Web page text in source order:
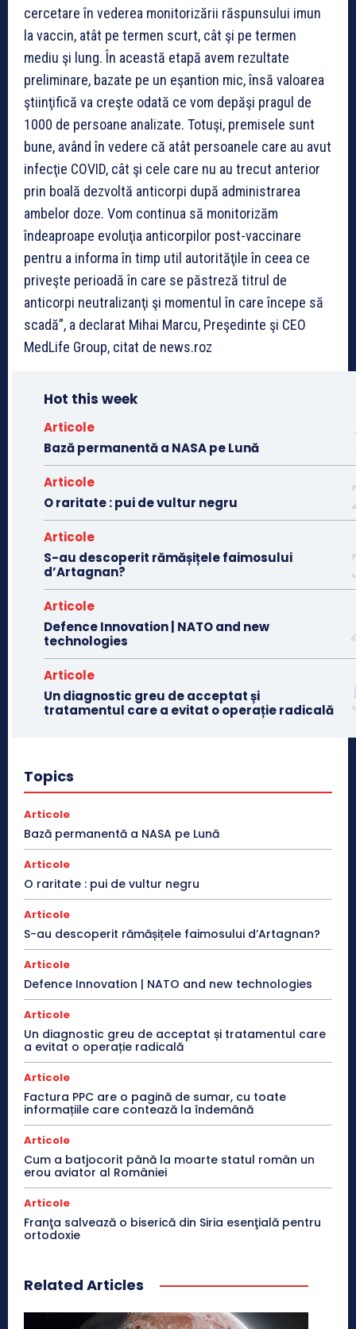
cercetare în vederea monitorizării răspunsului imun
la vaccin, atât pe termen scurt, cât şi pe termen
mediu şi lung. În această etapă avem rezultate
preliminare, bazate pe un eşantion mic, însă valoarea
ştiinţifică va creşte odată ce vom depăşi pragul de
1000 de persoane analizate. Totuşi, premisele sunt
bune, având în vedere că atât persoanele care au avut
infecţie COVID, cât şi cele care nu au trecut anterior
prin boală dezvoltă anticorpi după administrarea
ambelor doze. Vom continua să monitorizăm
îndeaproape evoluţia anticorpilor post-vaccinare
pentru a informa în timp util autorităţile în ceea ce
priveşte perioadă în care se păstreză titrul de
anticorpi neutralizanţi şi momentul în care începe să
scadă”, a declarat Mihai Marcu, Preşedinte şi CEO
MedLife Group, citat de news.roz
Hot this week
Articole
Bază permanentă a NASA pe Lună
Articole
O raritate : pui de vultur negru
Articole
S-au descoperit rămășițele faimosului
d’Artagnan?
Articole
Defence Innovation | NATO and new
technologies
Articole
Un diagnostic greu de acceptat și
tratamentul care a evitat o operație radicală
Topics
Articole
Bază permanentă a NASA pe Lună
Articole
O raritate : pui de vultur negru
Articole
S-au descoperit rămășițele faimosului d’Artagnan?
Articole
Defence Innovation | NATO and new technologies
Articole
Un diagnostic greu de acceptat și tratamentul care
a evitat o operație radicală
Articole
Factura PPC are o pagină de sumar, cu toate
informațiile care contează la îndemână
Articole
Cum a batjocorit până la moarte statul român un
erou aviator al României
Articole
Franţa salvează o biserică din Siria esenţială pentru
ortodoxie
Related Articles